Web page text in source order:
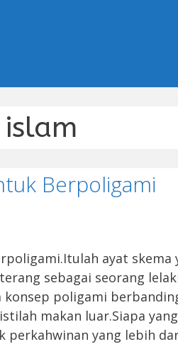
Berpoligami
ayat skema
sebagai seorang
poligami
makan luar.Siapa
perkahwinan yang lebih